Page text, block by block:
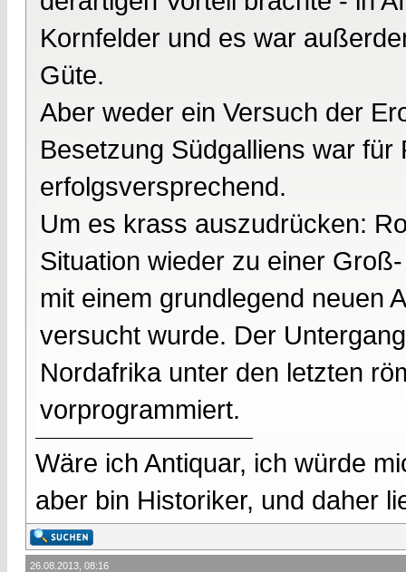
Kornfelder und es war
Güte.
Aber weder ein Versuch der
Besetzung Südgalliens war
erfolgsversprechend.
Um es krass auszudrücken:
Situation wieder zu einer
mit einem grundlegend neuen
versucht wurde. Der
Nordafrika unter den letzten
vorprogrammiert.
Wäre ich Antiquar, ich würde
aber bin Historiker, und daher
26.08.2013, 08:16